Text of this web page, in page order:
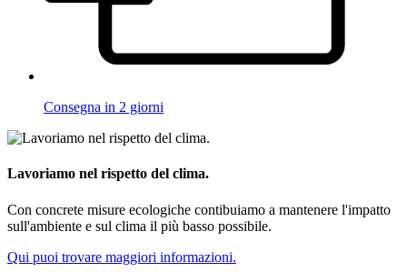
Consegna in 2 giorni
Lavoriamo nel rispetto del clima.
Con concrete misure ecologiche contibuiamo a mantenere l'impatto
sull'ambiente e sul clima il più basso possibile.
Qui puoi trovare maggiori informazioni.